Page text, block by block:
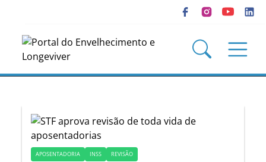
APOSENTADORIA INSS REVISÃO